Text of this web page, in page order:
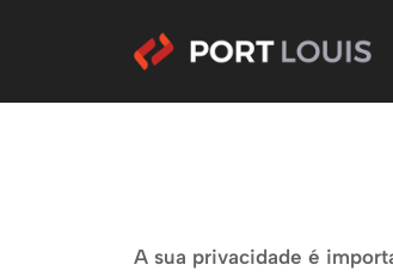
A sua privacidade é